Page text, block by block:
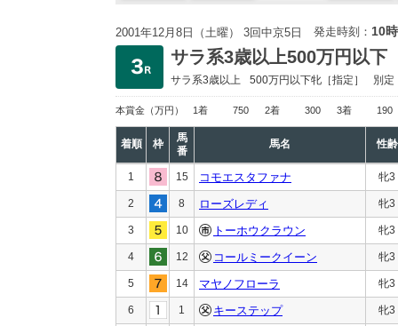
2001年12月8日（土曜） 3回中京5日 発走時刻： 10
サラ系3歳以上500万円以下
サラ系3歳以上 500万円以下牝［指定］ 別定
本賞金 （万円） 1着 750 2着 300 3着 190
着順 枠
馬
番
馬名 性齢
1 15 コモエスタファナ 牝3
2 8 ローズレディ 牝3
3 10 トーホウクラウン 牝3
4 12 コールミークイーン 牝3
5 14 マヤノフローラ 牝3
6 1 キーステップ 牝3